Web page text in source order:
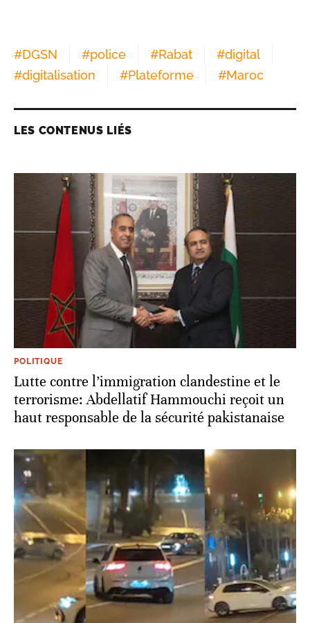
#DGSN #police #Rabat #digital
#digitalisation #Plateforme #Maroc
LES CONTENUS LIÉS
POLITIQUE
Lutte contre l’immigration clandestine et le
terrorisme: Abdellatif Hammouchi reçoit un
haut responsable de la sécurité pakistanaise